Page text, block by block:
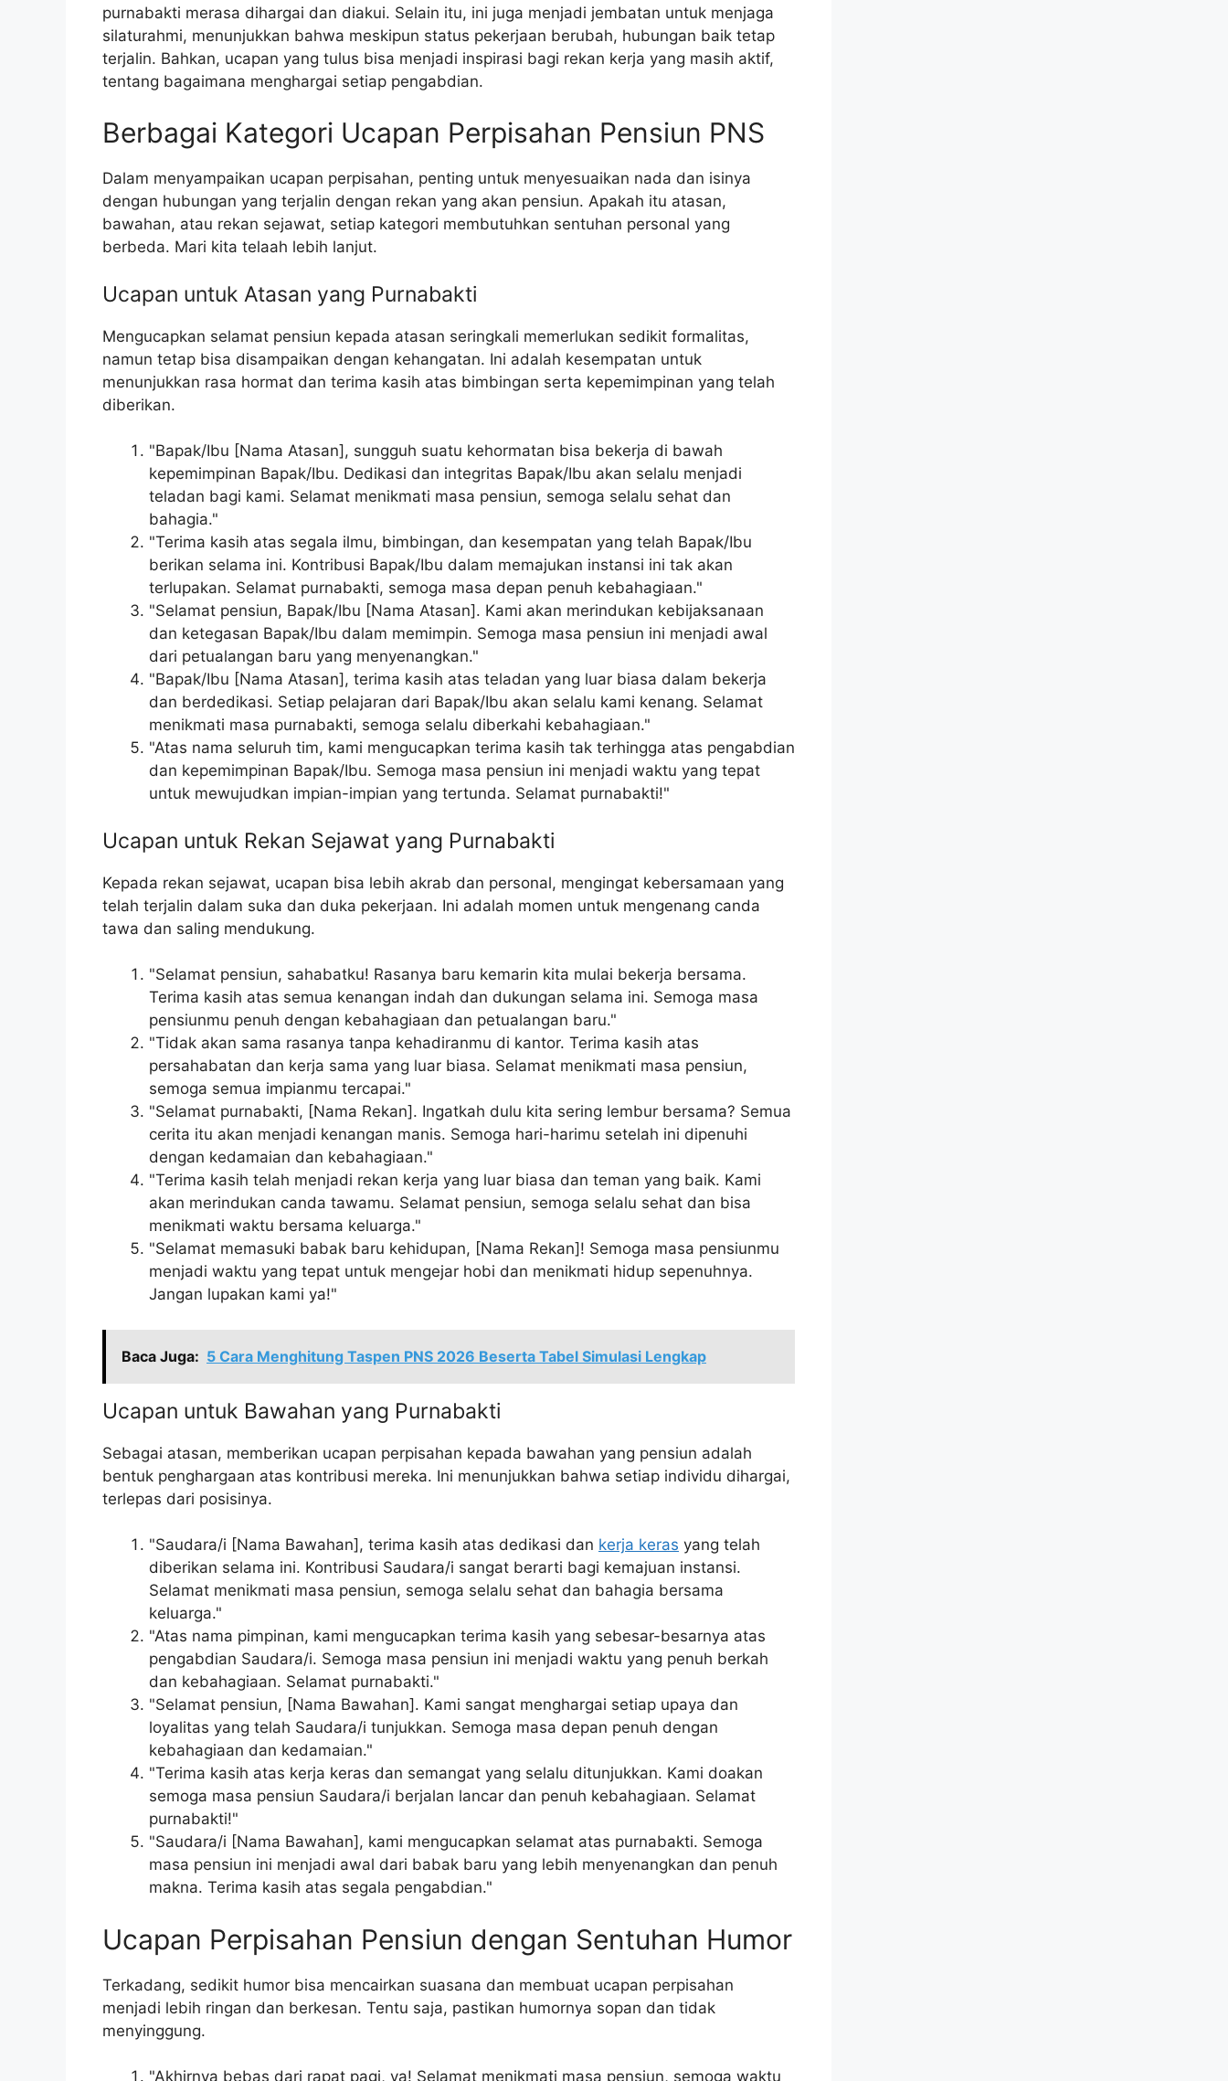
purnabakti merasa dihargai dan diakui. Selain itu, ini juga menjadi jembatan untuk menjaga
silaturahmi, menunjukkan bahwa meskipun status pekerjaan berubah, hubungan baik tetap
terjalin. Bahkan, ucapan yang tulus bisa menjadi inspirasi bagi rekan kerja yang masih aktif,
tentang bagaimana menghargai setiap pengabdian.
Berbagai Kategori Ucapan Perpisahan Pensiun PNS
Dalam menyampaikan ucapan perpisahan, penting untuk menyesuaikan nada dan isinya
dengan hubungan yang terjalin dengan rekan yang akan pensiun. Apakah itu atasan,
bawahan, atau rekan sejawat, setiap kategori membutuhkan sentuhan personal yang
berbeda. Mari kita telaah lebih lanjut.
Ucapan untuk Atasan yang Purnabakti
Mengucapkan selamat pensiun kepada atasan seringkali memerlukan sedikit formalitas,
namun tetap bisa disampaikan dengan kehangatan. Ini adalah kesempatan untuk
menunjukkan rasa hormat dan terima kasih atas bimbingan serta kepemimpinan yang telah
diberikan.
"Bapak/Ibu [Nama Atasan], sungguh suatu kehormatan bisa bekerja di bawah
kepemimpinan Bapak/Ibu. Dedikasi dan integritas Bapak/Ibu akan selalu menjadi
teladan bagi kami. Selamat menikmati masa pensiun, semoga selalu sehat dan
bahagia."
"Terima kasih atas segala ilmu, bimbingan, dan kesempatan yang telah Bapak/Ibu
berikan selama ini. Kontribusi Bapak/Ibu dalam memajukan instansi ini tak akan
terlupakan. Selamat purnabakti, semoga masa depan penuh kebahagiaan."
"Selamat pensiun, Bapak/Ibu [Nama Atasan]. Kami akan merindukan kebijaksanaan
dan ketegasan Bapak/Ibu dalam memimpin. Semoga masa pensiun ini menjadi awal
dari petualangan baru yang menyenangkan."
"Bapak/Ibu [Nama Atasan], terima kasih atas teladan yang luar biasa dalam bekerja
dan berdedikasi. Setiap pelajaran dari Bapak/Ibu akan selalu kami kenang. Selamat
menikmati masa purnabakti, semoga selalu diberkahi kebahagiaan."
"Atas nama seluruh tim, kami mengucapkan terima kasih tak terhingga atas pengabdian
dan kepemimpinan Bapak/Ibu. Semoga masa pensiun ini menjadi waktu yang tepat
untuk mewujudkan impian-impian yang tertunda. Selamat purnabakti!"
Ucapan untuk Rekan Sejawat yang Purnabakti
Kepada rekan sejawat, ucapan bisa lebih akrab dan personal, mengingat kebersamaan yang
telah terjalin dalam suka dan duka pekerjaan. Ini adalah momen untuk mengenang canda
tawa dan saling mendukung.
"Selamat pensiun, sahabatku! Rasanya baru kemarin kita mulai bekerja bersama.
Terima kasih atas semua kenangan indah dan dukungan selama ini. Semoga masa
pensiunmu penuh dengan kebahagiaan dan petualangan baru."
"Tidak akan sama rasanya tanpa kehadiranmu di kantor. Terima kasih atas
persahabatan dan kerja sama yang luar biasa. Selamat menikmati masa pensiun,
semoga semua impianmu tercapai."
"Selamat purnabakti, [Nama Rekan]. Ingatkah dulu kita sering lembur bersama? Semua
cerita itu akan menjadi kenangan manis. Semoga hari-harimu setelah ini dipenuhi
dengan kedamaian dan kebahagiaan."
"Terima kasih telah menjadi rekan kerja yang luar biasa dan teman yang baik. Kami
akan merindukan canda tawamu. Selamat pensiun, semoga selalu sehat dan bisa
menikmati waktu bersama keluarga."
"Selamat memasuki babak baru kehidupan, [Nama Rekan]! Semoga masa pensiunmu
menjadi waktu yang tepat untuk mengejar hobi dan menikmati hidup sepenuhnya.
Jangan lupakan kami ya!"
Baca Juga: 5 Cara Menghitung Taspen PNS 2026 Beserta Tabel Simulasi Lengkap
Ucapan untuk Bawahan yang Purnabakti
Sebagai atasan, memberikan ucapan perpisahan kepada bawahan yang pensiun adalah
bentuk penghargaan atas kontribusi mereka. Ini menunjukkan bahwa setiap individu dihargai,
terlepas dari posisinya.
"Saudara/i [Nama Bawahan], terima kasih atas dedikasi dan kerja keras yang telah
diberikan selama ini. Kontribusi Saudara/i sangat berarti bagi kemajuan instansi.
Selamat menikmati masa pensiun, semoga selalu sehat dan bahagia bersama
keluarga."
"Atas nama pimpinan, kami mengucapkan terima kasih yang sebesar-besarnya atas
pengabdian Saudara/i. Semoga masa pensiun ini menjadi waktu yang penuh berkah
dan kebahagiaan. Selamat purnabakti."
"Selamat pensiun, [Nama Bawahan]. Kami sangat menghargai setiap upaya dan
loyalitas yang telah Saudara/i tunjukkan. Semoga masa depan penuh dengan
kebahagiaan dan kedamaian."
"Terima kasih atas kerja keras dan semangat yang selalu ditunjukkan. Kami doakan
semoga masa pensiun Saudara/i berjalan lancar dan penuh kebahagiaan. Selamat
purnabakti!"
"Saudara/i [Nama Bawahan], kami mengucapkan selamat atas purnabakti. Semoga
masa pensiun ini menjadi awal dari babak baru yang lebih menyenangkan dan penuh
makna. Terima kasih atas segala pengabdian."
Ucapan Perpisahan Pensiun dengan Sentuhan Humor
Terkadang, sedikit humor bisa mencairkan suasana dan membuat ucapan perpisahan
menjadi lebih ringan dan berkesan. Tentu saja, pastikan humornya sopan dan tidak
menyinggung.
"Akhirnya bebas dari rapat pagi, ya! Selamat menikmati masa pensiun, semoga waktu